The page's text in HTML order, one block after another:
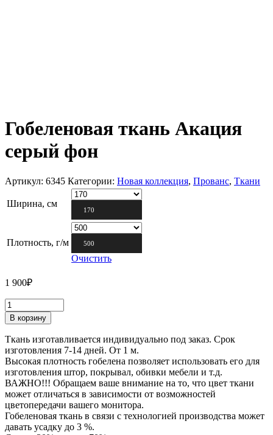
Гобеленовая ткань Акация
серый фон
Артикул: 6345 Категории: Новая коллекция, Прованс, Ткани
Ширина, см
170
Плотность, г/м 500
Очистить
1 900₽
В корзину
Ткань изготавливается индивидуально под заказ. Срок
изготовления 7-14 дней. От 1 м.
Высокая плотность гобелена позволяет использовать его для
изготовления штор, покрывал, обивки мебели и т.д.
ВАЖНО!!! Обращаем ваше внимание на то, что цвет ткани
может отличаться в зависимости от возможностей
цветопередачи вашего монитора.
Гобеленовая ткань в связи с технологией производства может
давать усадку до 3 %.